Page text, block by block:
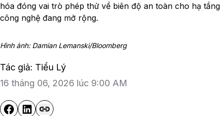
hóa đóng vai trò phép thử về biên độ an toàn cho hạ tầng
công nghệ đang mở rộng.
Hình ảnh: Damian Lemanski/Bloomberg
Tác giả: Tiểu Lý
16 tháng 06, 2026 lúc 9:00 AM